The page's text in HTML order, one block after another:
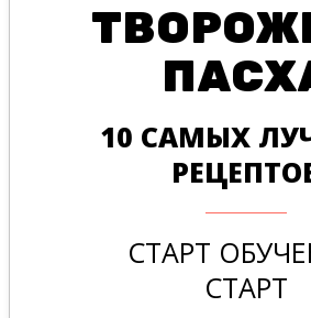
10 САМЫХ
СТАРТ
СТАРТ